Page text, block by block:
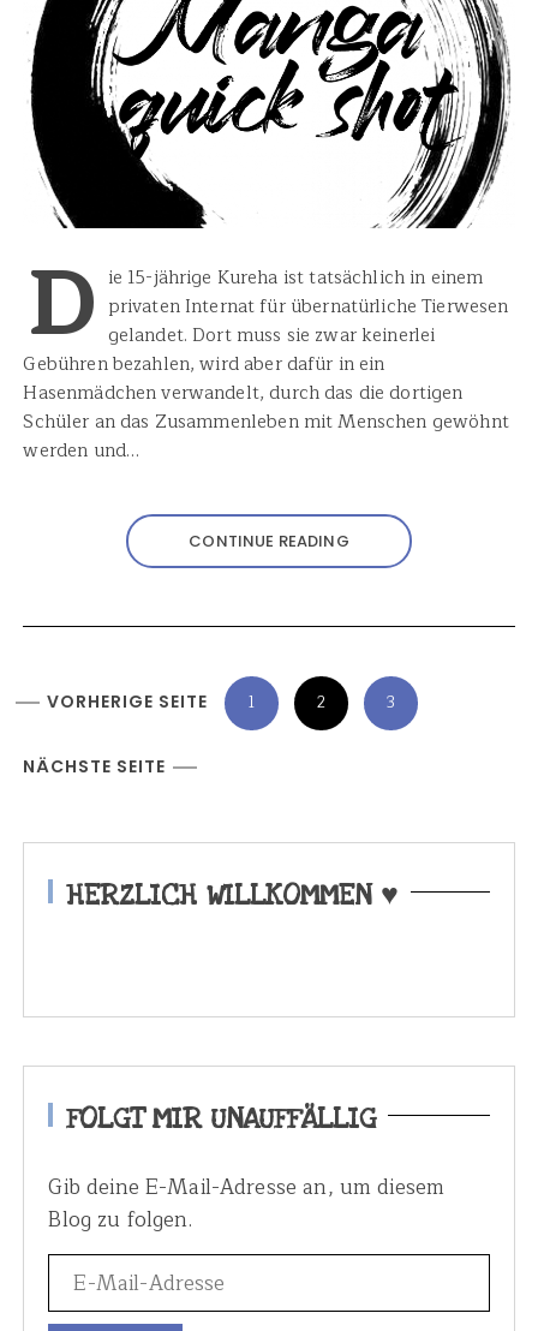
D ie 15-jährige Kureha ist tatsächlich in einem
privaten Internat für übernatürliche Tierwesen
gelandet. Dort muss sie zwar keinerlei
Gebühren bezahlen, wird aber dafür in ein
Hasenmädchen verwandelt, durch das die dortigen
Schüler an das Zusammenleben mit Menschen gewöhnt
werden und…
CONTINUE READING
i
e
m
e
VORHERIGE SEITE 1 2 3
NÄCHSTE SEITE
HERZLICH WILLKOMMEN ♥
FOLGT MIR UNAUFFÄLLIG
Gib deine E-Mail-Adresse an, um diesem
Blog zu folgen.